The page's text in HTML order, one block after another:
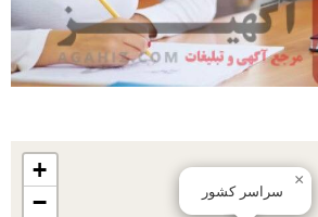
سراسر کشور
×
+
−